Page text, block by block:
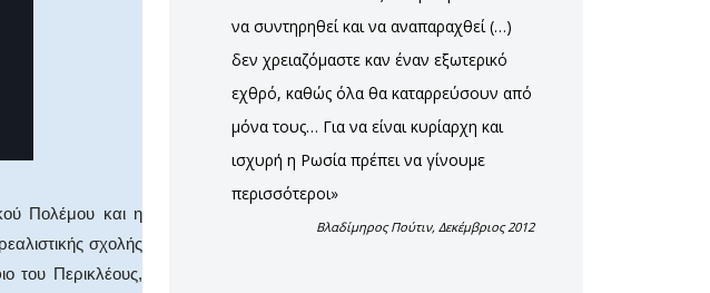
Πολέμου και η
σχολής
του Περικλέους,
να συντηρηθεί και να αναπαραχθεί (…)
δεν χρειαζόμαστε καν έναν εξωτερικό
εχθρό, καθώς όλα θα καταρρεύσουν από
μόνα τους… Για να είναι κυρίαρχη και
ισχυρή η Ρωσία πρέπει να γίνουμε
περισσότεροι»
Βλαδίμηρος Πούτιν, Δεκέμβριος 2012